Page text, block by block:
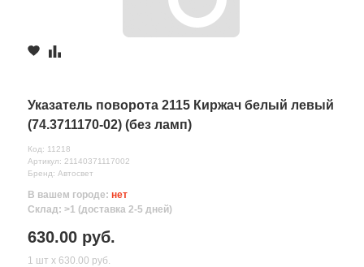
Указатель поворота 2115 Киржач белый левый
(74.3711170-02) (без ламп)
Код: 11218
Артикул: 21140371117002
Бренд: Автосвет
В вашем городе: нет
Склад: >1 (доставка 2-5 дней)
630.00 руб.
1 шт х 630.00 руб.